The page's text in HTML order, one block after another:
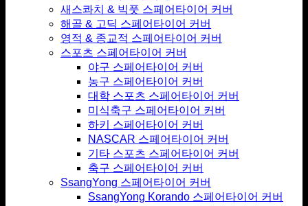
새스콰치 & 빅풋 스페어타이어 커버
해골 & 고딕 스페어타이어 커버
영적 & 종교적 스페어타이어 커버
스포츠 스페어타이어 커버
야구 스페어타이어 커버
농구 스페어타이어 커버
대학 스포츠 스페어타이어 커버
미식축구 스페어타이어 커버
하키 스페어타이어 커버
NASCAR 스페어타이어 커버
기타 스포츠 스페어타이어 커버
축구 스페어타이어 커버
SsangYong 스페어타이어 커버
SsangYong Korando 스페어타이어 커버